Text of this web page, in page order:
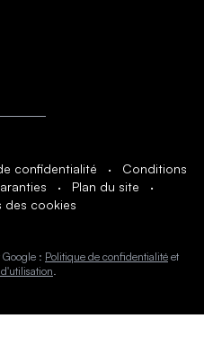
confidentialité ·
Conditions
· Plan du site
·
des cookies
Google : Politique de confidentialité et